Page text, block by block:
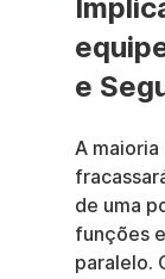
e
A maioria
de uma
funções
paralelo.